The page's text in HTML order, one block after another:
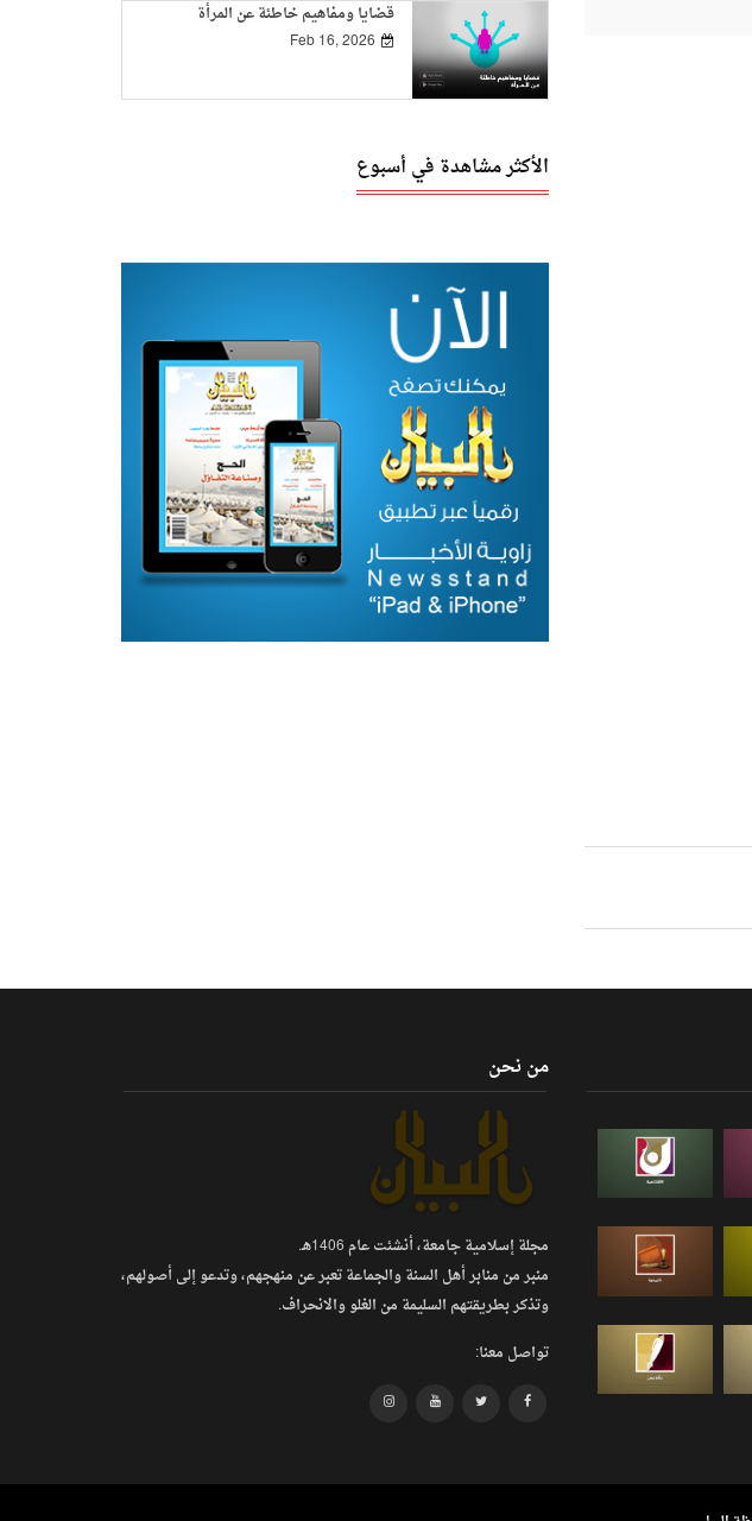
قضايا ومفاهيم خاطئة عن المرأة
Feb 16, 2026
الأكثر مشاهدة في أسبوع
من نحن
مجلة إسلامية جامعة، أنشئت عام 1406هـ.
منبر من منابر أهل السنة والجماعة تعبر عن منهجهم، وتدعو إلى أصولهم،
وتذكر بطريقتهم السليمة من الغلو والانحراف.
تواصل معنا: